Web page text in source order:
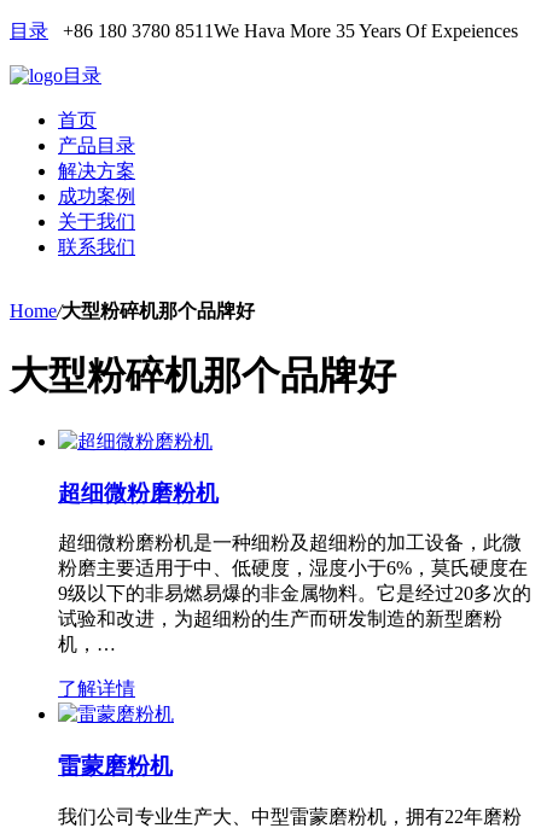
目录 +86 180 3780 8511We Hava More 35 Years Of Expeiences
目录
首页
产品目录
解决方案
成功案例
关于我们
联系我们
Home/大型粉碎机那个品牌好
大型粉碎机那个品牌好
超细微粉磨粉机
超细微粉磨粉机是一种细粉及超细粉的加工设备，此微
粉磨主要适用于中、低硬度，湿度小于6%，莫氏硬度在
9级以下的非易燃易爆的非金属物料。它是经过20多次的
试验和改进，为超细粉的生产而研发制造的新型磨粉
机，…
了解详情
雷蒙磨粉机
我们公司专业生产大、中型雷蒙磨粉机，拥有22年磨粉